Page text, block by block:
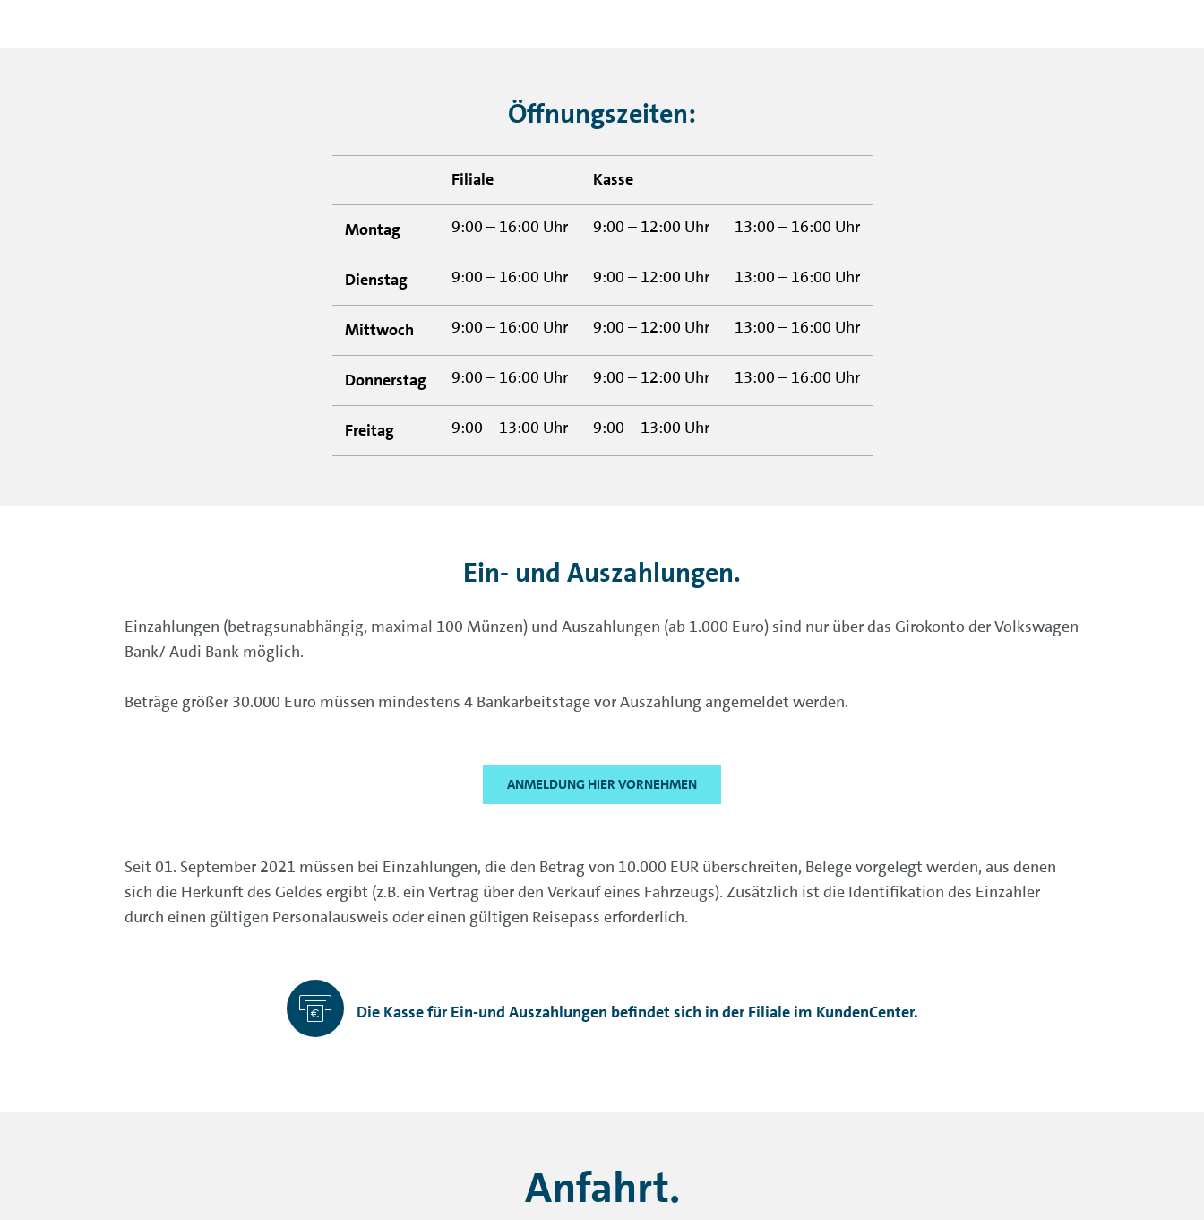
Öffnungszeiten:
Filiale Kasse
Montag 9:00 – 16:00 Uhr 9:00 – 12:00 Uhr 13:00 – 16:00 Uhr
Dienstag 9:00 – 16:00 Uhr 9:00 – 12:00 Uhr 13:00 – 16:00 Uhr
Mittwoch 9:00 – 16:00 Uhr 9:00 – 12:00 Uhr 13:00 – 16:00 Uhr
Donnerstag 9:00 – 16:00 Uhr 9:00 – 12:00 Uhr 13:00 – 16:00 Uhr
Freitag 9:00 – 13:00 Uhr 9:00 – 13:00 Uhr
Ein- und Auszahlungen.
Einzahlungen (betragsunabhängig, maximal 100 Münzen) und Auszahlungen (ab 1.000 Euro) sind nur über das Girokonto der Volkswagen
Bank/ Audi Bank möglich.
Beträge größer 30.000 Euro müssen mindestens 4 Bankarbeitstage vor Auszahlung angemeldet werden.
ANMELDUNG HIER VORNEHMEN
Seit 01. September 2021 müssen bei Einzahlungen, die den Betrag von 10.000 EUR überschreiten, Belege vorgelegt werden, aus denen
sich die Herkunft des Geldes ergibt (z.B. ein Vertrag über den Verkauf eines Fahrzeugs). Zusätzlich ist die Identifikation des Einzahler
durch einen gültigen Personalausweis oder einen gültigen Reisepass erforderlich.
Die Kasse für Ein-und Auszahlungen befindet sich in der Filiale im KundenCenter.
Anfahrt.